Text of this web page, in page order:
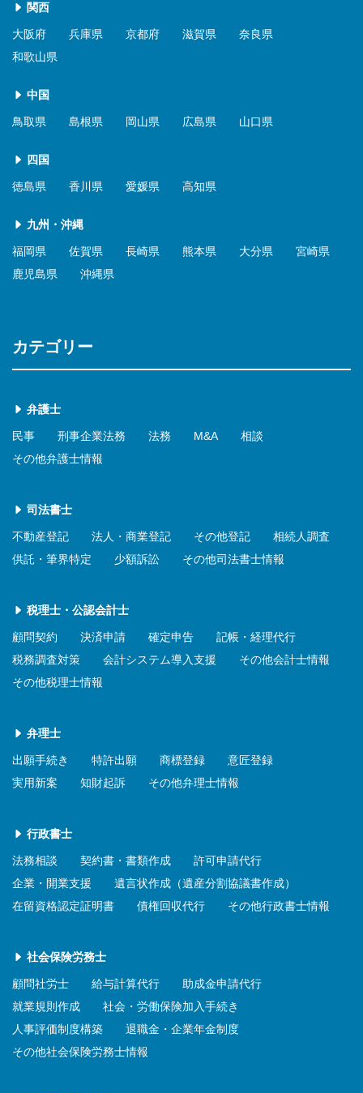
関西
大阪府 兵庫県 京都府 滋賀県
奈良県
和歌山県
中国
鳥取県 島根県 岡山県 広島県 山口県
四国
徳島県 香川県 愛媛県 高知県
九州・沖縄
福岡県 佐賀県 長崎県 熊本県 大分県
宮崎県
鹿児島県
沖縄県
カテゴリー
弁護士
民事 刑事企業法務 法務 M&A
相談
その他弁護士情報
司法書士
不動産登記 法人・商業登記 その他登記
相続人調査
供託・筆界特定
少額訴訟 その他司法書士情報
税理士・公認会計士
顧問契約 決済申請 確定申告
記帳・経理代行
税務調査対策
会計システム導入支援
その他会計士情報
その他税理士情報
弁理士
出願手続き 特許出願 商標登録
意匠登録
実用新案
知財起訴 その他弁理士情報
行政書士
法務相談 契約書・書類作成
許可申請代行
企業・開業支援
遺言状作成（遺産分割協議書作成）
在留資格認定証明書
債権回収代行 その他行政書士情報
社会保険労務士
顧問社労士 給与計算代行
助成金申請代行
就業規則作成
社会・労働保険加入手続き
人事評価制度構築
退職金・企業年金制度
その他社会保険労務士情報